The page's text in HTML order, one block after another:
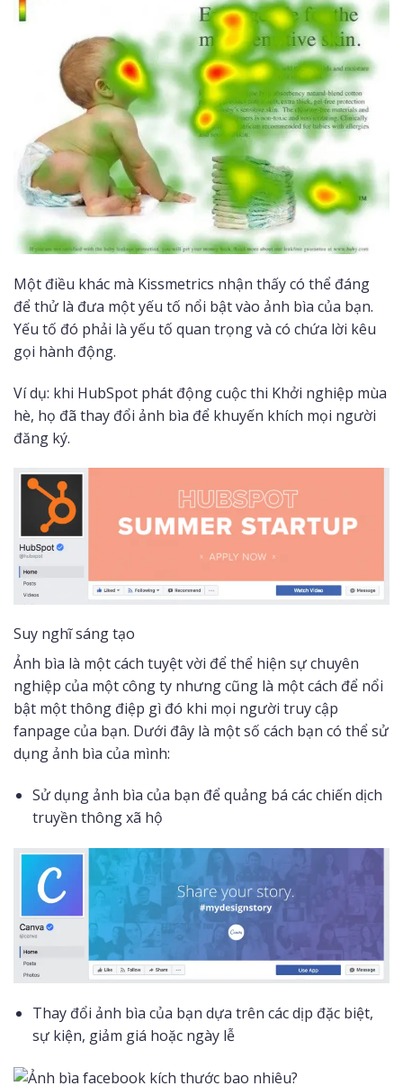
Một điều khác mà Kissmetrics nhận thấy có thể đáng
để thử là đưa một yếu tố nổi bật vào ảnh bìa của bạn.
Yếu tố đó phải là yếu tố quan trọng và có chứa lời kêu
gọi hành động.
Ví dụ: khi HubSpot phát động cuộc thi Khởi nghiệp mùa
hè, họ đã thay đổi ảnh bìa để khuyến khích mọi người
đăng ký.
Suy nghĩ sáng tạo
Ảnh bìa là một cách tuyệt vời để thể hiện sự chuyên
nghiệp của một công ty nhưng cũng là một cách để nổi
bật một thông điệp gì đó khi mọi người truy cập
fanpage của bạn. Dưới đây là một số cách bạn có thể sử
dụng ảnh bìa của mình:
Sử dụng ảnh bìa của bạn để quảng bá các chiến dịch
truyền thông xã hộ
Thay đổi ảnh bìa của bạn dựa trên các dịp đặc biệt,
sự kiện, giảm giá hoặc ngày lễ